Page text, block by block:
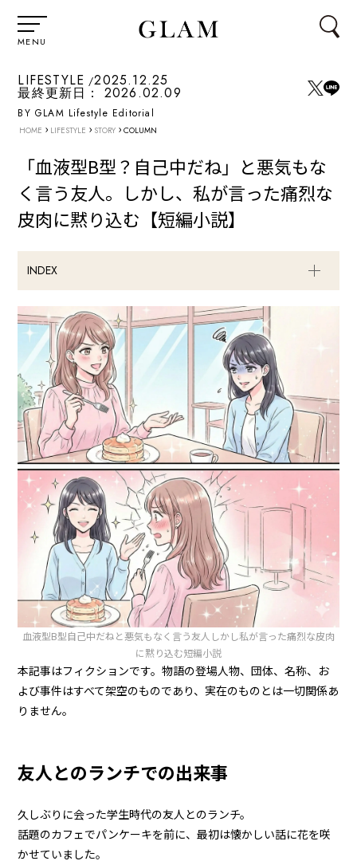
MENU
LIFESTYLE 2025.12.25
最終更新日： 2026.02.09
BY GLAM Lifestyle Editorial
HOME › LIFESTYLE › STORY › COLUMN
「血液型B型？自己中だね」と悪気もな
く言う友人。しかし、私が言った痛烈な
皮肉に黙り込む【短編小説】
INDEX
血液型B型自己中だねと悪気もなく言う友人しかし私が言った痛烈な皮肉
に黙り込む短編小説
本記事はフィクションです。物語の登場人物、団体、名称、お
よび事件はすべて架空のものであり、実在のものとは一切関係あ
りません。
友人とのランチでの出来事
久しぶりに会った学生時代の友人とのランチ。
話題のカフェでパンケーキを前に、最初は懐かしい話に花を咲
かせていました。